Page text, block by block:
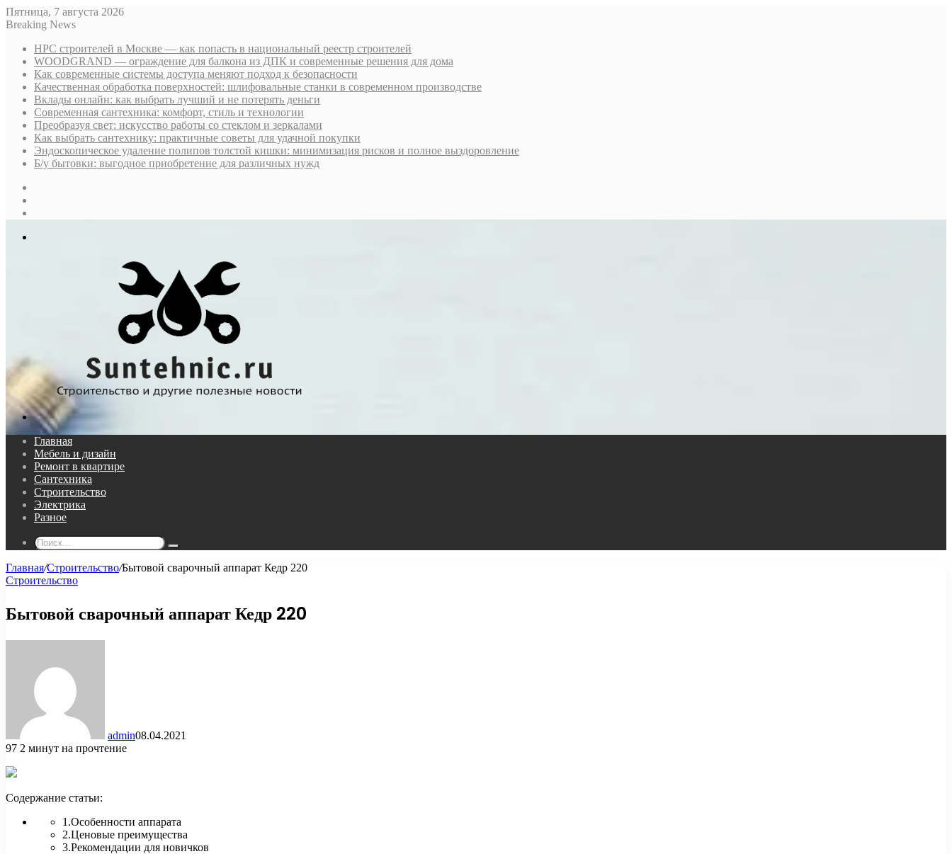
Пятница, 7 августа 2026
Breaking News
НРС строителей в Москве — как попасть в национальный реестр строителей
WOODGRAND — ограждение для балкона из ДПК и современные решения для дома
Как современные системы доступа меняют подход к безопасности
Качественная обработка поверхностей: шлифовальные станки в современном производстве
Вклады онлайн: как выбрать лучший и не потерять деньги
Современная сантехника: комфорт, стиль и технологии
Преобразуя свет: искусство работы со стеклом и зеркалами
Как выбрать сантехнику: практичные советы для удачной покупки
Эндоскопическое удаление полипов толстой кишки: минимизация рисков и полное выздоровление
Б/у бытовки: выгодное приобретение для различных нужд
Поиск...
Главная
Мебель и дизайн
Ремонт в квартире
Сантехника
Строительство
Электрика
Разное
Поиск...
Главная/Строительство/Бытовой сварочный аппарат Кедр 220
Строительство
Бытовой сварочный аппарат Кедр 220
admin08.04.2021
97 2 минут на прочтение
Содержание статьи:
1.Особенности аппарата
2.Ценовые преимущества
3.Рекомендации для новичков